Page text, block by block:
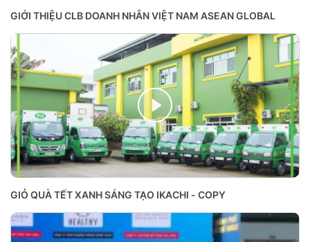
GIỚI THIỆU CLB DOANH NHÂN VIỆT NAM ASEAN GLOBAL
GIỎ QUÀ TẾT XANH SÁNG TẠO IKACHI - COPY